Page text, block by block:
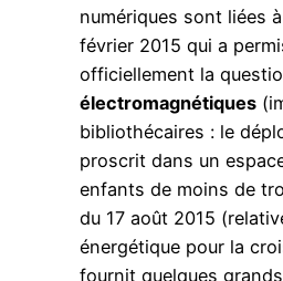
numériques sont liées
février 2015 qui a
officiellement la
électromagnétiques
bibliothécaires : le
proscrit dans un
enfants de moins de
du 17 août 2015
énergétique pour la
fournit quelques